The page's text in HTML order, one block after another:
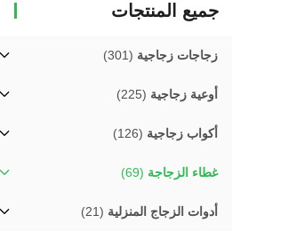
جميع المنتجات
زجاجات زجاجية (301)
أوعية زجاجية (225)
أكواب زجاجية (126)
غطاء الزجاجة (69)
أدوات الزجاج المنزلية (21)